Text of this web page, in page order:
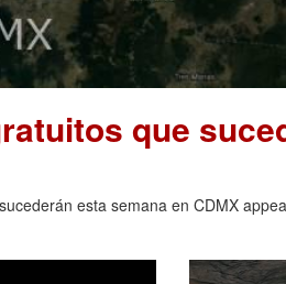
que
esta semana en CDMX